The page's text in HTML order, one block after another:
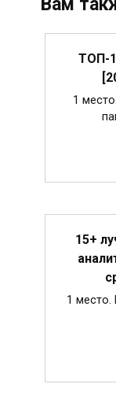
ТОП-
1
15+
1 место.